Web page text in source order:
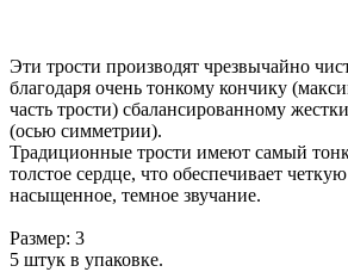
Эти трости производят чрезвычайно
благодаря очень тонкому кончику
часть трости) сбалансированному
(осью симметрии).
Традиционные трости имеют самый
толстое сердце, что обеспечивает
насыщенное, темное звучание.
Размер: 3
5 штук в упаковке.